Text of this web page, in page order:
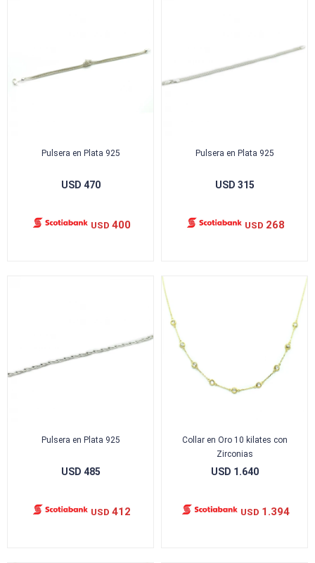
Pulsera en Plata 925
USD 470
USD 400
Pulsera en Plata 925
USD 315
USD 268
Pulsera en Plata 925
USD 485
USD 412
Collar en Oro 10 kilates con
Zirconias
USD 1.640
USD 1.394